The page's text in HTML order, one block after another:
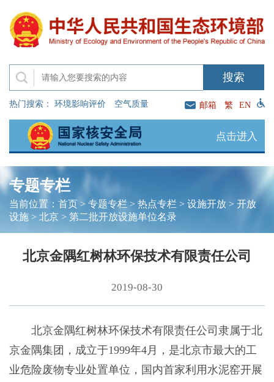
热门搜索： 环境影响评价 空气质量 邮箱 繁 EN
点击进入
专题专栏
当前位置： 首页> 专题专栏> 热点专栏 > 设施开放> 开放
设施> 北京> 第二批开放设施单位名录
北京金隅红树林环保技术有限责任公司
2019-08-30
北京金隅红树林环保技术有限责任公司隶属于北
京金隅集团，成立于1999年4月，是北京市最大的工
业危险废物专业处置单位，国内首家利用水泥窑开展